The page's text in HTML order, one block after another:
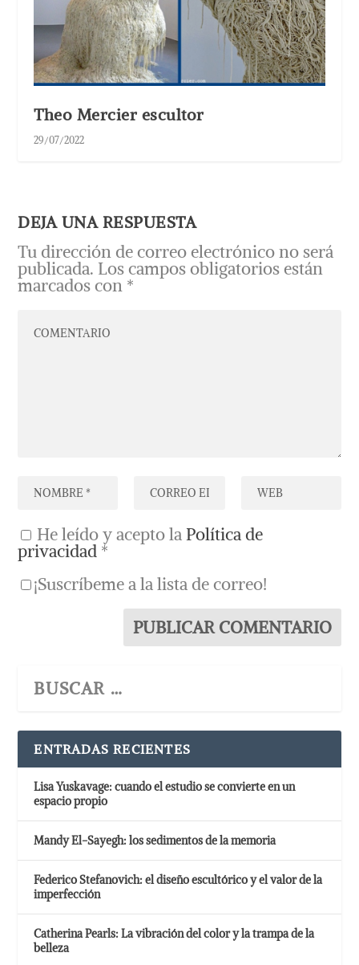
Theo Mercier escultor
29/07/2022
DEJA UNA RESPUESTA
Tu dirección de correo electrónico no será
publicada. Los campos obligatorios están
marcados con *
He leído y acepto laPolítica de
privacidad *
¡Suscríbeme a la lista de correo!
ENTRADAS RECIENTES
Lisa Yuskavage: cuando el estudio se convierte en un
espacio propio
Mandy El-Sayegh: los sedimentos de la memoria
Federico Stefanovich: el diseño escultórico y el valor de la
imperfección
Catherina Pearls: La vibración del color y la trampa de la
belleza